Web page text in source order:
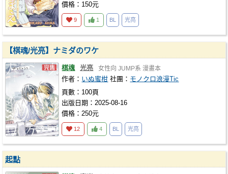
價格：150元
9 1 BL 光亮
【棋魂/光亮】ナミダのワケ
棋魂 光亮 女性向 JUMP系 漫畫本
作者： いぬ蜜柑 社團： モノクロ浪漫Tic
頁數：100頁
出版日期：2025-08-16
價格：250元
12 4 BL 光亮
起點